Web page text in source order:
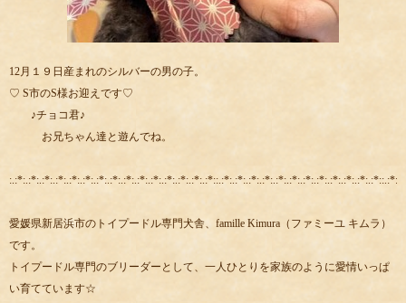
12月１９日産まれのシルバーの男の子。
♡ S市のS様お迎えです♡
♪チョコ君♪
お兄ちゃん達と遊んでね。
:.:*:.:*:.:*:.:*:.:*:.:*:.:*:.:*:.:*:.:*:.:*:.:*:.:*:.:*:.:*::.:*:.:*:.:*:.:*:.:*:.:*:.:*:.:*:.:*:.:*:.:*:.:*::.:*:.:
愛媛県新居浜市のトイプードル専門犬舎、famille Kimura（ファミーユ キムラ）
です。
トイプードル専門のブリーダーとして、一人ひとりを家族のように愛情いっぱ
い育てています☆